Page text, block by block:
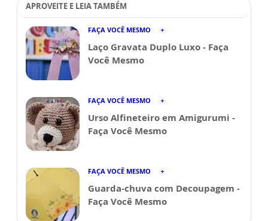
APROVEITE E LEIA TAMBÉM
FAÇA VOCÊ MESMO
Laço Gravata Duplo Luxo - Faça
Você Mesmo
FAÇA VOCÊ MESMO
Urso Alfineteiro em Amigurumi -
Faça Você Mesmo
FAÇA VOCÊ MESMO
Guarda-chuva com Decoupagem -
Faça Você Mesmo